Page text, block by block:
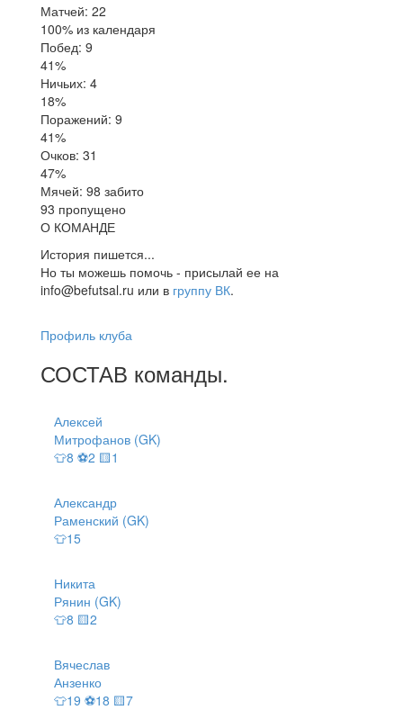
Матчей: 22
100% из календаря
Побед: 9
41%
Ничьих: 4
18%
Поражений: 9
41%
Очков: 31
47%
Мячей: 98 забито
93 пропущено
О КОМАНДЕ
История пишется...
Но ты можешь помочь - присылай ее на
info@befutsal.ru или в группу ВК.
Профиль клуба
СОСТАВ команды.
Алексей
Митрофанов (GK)
👕8 ⚽2 🟨1
Александр
Раменский (GK)
👕15
Никита
Рянин (GK)
👕8 🟨2
Вячеслав
Анзенко
👕19 ⚽18 🟨7